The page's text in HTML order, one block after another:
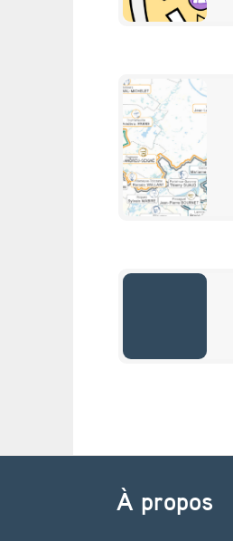
d
v
o
i
l
l
s
a
u
r
Navigation de l’article
À propos